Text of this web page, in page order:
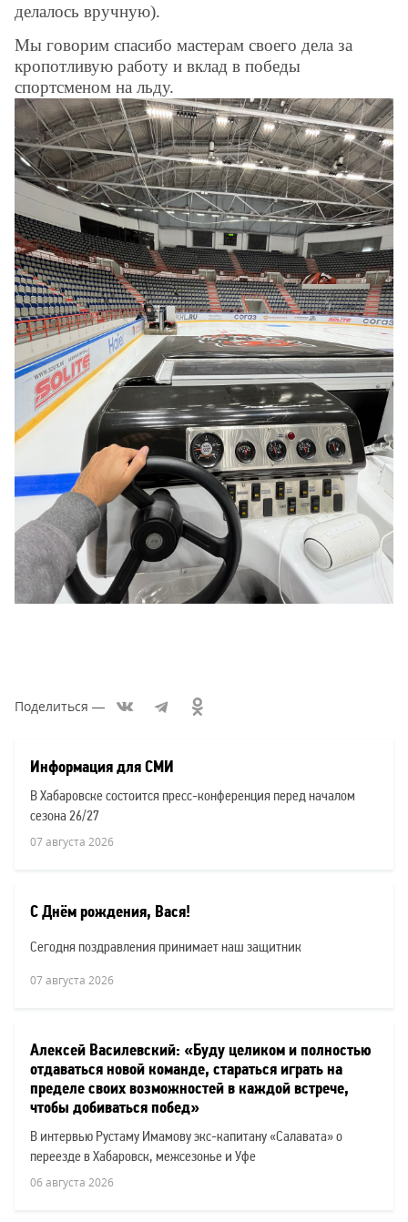
делалось вручную).
Мы говорим спасибо мастерам своего дела за
кропотливую работу и вклад в победы
спортсменом на льду.
Поделиться —
новостей:
Информация для СМИ
В Хабаровске состоится пресс-конференция перед началом
сезона 26/27
07 августа 2026
С Днём рождения, Вася!
Сегодня поздравления принимает наш защитник
07 августа 2026
Алексей Василевский: «Буду целиком и полностью
отдаваться новой команде, стараться играть на
пределе своих возможностей в каждой встрече,
чтобы добиваться побед»
В интервью Рустаму Имамову экс-капитану «Салавата» о
переезде в Хабаровск, межсезонье и Уфе
06 августа 2026